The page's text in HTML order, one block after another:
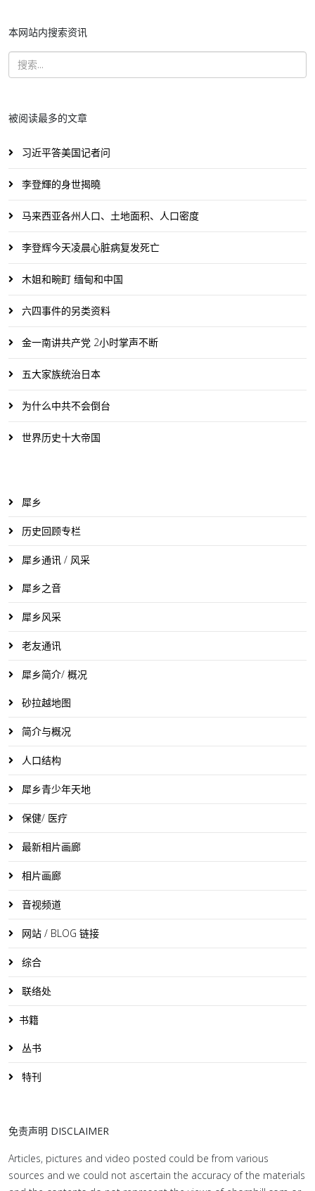
本网站内搜索资讯
被阅读最多的文章
习近平答美国记者问
李登輝的身世揭曉
马来西亚各州人口、土地面积、人口密度
李登辉今天凌晨心脏病复发死亡
木姐和畹町 缅甸和中国
六四事件的另类资料
金一南讲共产党 2小时掌声不断
五大家族统治日本
为什么中共不会倒台
世界历史十大帝国
犀乡
历史回顾专栏
犀乡通讯 / 风采
犀乡之音
犀乡风采
老友通讯
犀乡简介/ 概况
砂拉越地图
简介与概况
人口结构
犀乡青少年天地
保健/ 医疗
最新相片画廊
相片画廊
音视频道
网站 / BLOG 链接
综合
联络处
书籍
丛书
特刊
免责声明 DISCLAIMER
Articles, pictures and video posted could be from various
sources and we could not ascertain the accuracy of the materials